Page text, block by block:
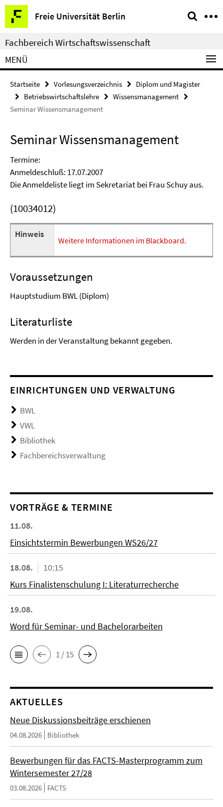
Springe
direkt
zu
Inhalt
Freie Universität Berlin
Service-
Navigation
Fachbereich Wirtschaftswissenschaft
MENÜ
Startseite Vorlesungsverzeichnis
Diplom und Magister
Betriebswirtschaftslehre
Wissensmanagement
Seminar Wissensmanagement
Seminar Wissensmanagement
Termine:
Anmeldeschluß: 17.07.2007
Die Anmeldeliste liegt im Sekretariat bei Frau Schuy aus.
(10034012)
Hinweis
Weitere Informationen im Blackboard.
Voraussetzungen
Hauptstudium BWL (Diplom)
Literaturliste
Werden in der Veranstaltung bekannt gegeben.
EINRICHTUNGEN UND VERWALTUNG
BWL
VWL
Bibliothek
Fachbereichsverwaltung
VORTRÄGE & TERMINE
11.08.
Einsichtstermin Bewerbungen WS26/27
18.08.
10:15
Kurs Finalistenschulung I: Literaturrecherche
19.08.
Word für Seminar- und Bachelorarbeiten
1 / 15
AKTUELLES
Neue Diskussionsbeiträge erschienen
04.08.2026 Bibliothek
Bewerbungen für das FACTS-Masterprogramm zum
Wintersemester 27/28
03.08.2026 FACTS